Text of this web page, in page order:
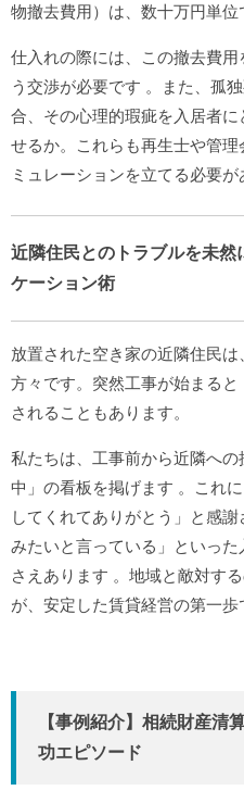
物撤去費用）は、数十万円単
仕入れの際には、この撤去費
う交渉が必要です 。また、孤
合、その心理的瑕疵を入居者
せるか。これらも再生士や管
ミュレーションを立てる必要が
近隣住民とのトラブルを未
ケーション術
放置された空き家の近隣住民
方々です。突然工事が始まる
されることもあります。
私たちは、工事前から近隣へ
中」の看板を掲げます 。これ
してくれてありがとう」と感
みたいと言っている」といっ
さえあります 。地域と敵対す
が、安定した賃貸経営の第一歩
【事例紹介】相続財産清
功エピソード